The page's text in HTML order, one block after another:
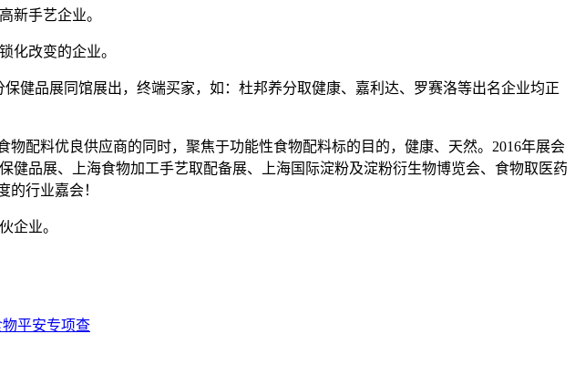
手艺企业。
改变的企业。
品展同馆展出，终端买家，如：杜邦养分取健康、嘉利达、罗赛洛等出名企业均正
料优良供应商的同时，聚焦于功能性食物配料标的目的，健康、天然。2016年展会
品展、上海食物加工手艺取配备展、上海国际淀粉及淀粉衍生物博览会、食物取医药
的行业嘉会！
企业。
平安专项查